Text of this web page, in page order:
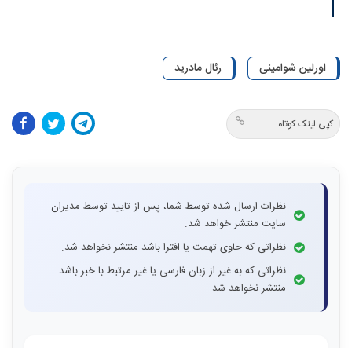
اورلین شوامینی رئال مادرید
کپی لینک کوتاه
نظرات ارسال شده توسط شما، پس از تایید توسط مدیران
سایت منتشر خواهد شد.
نظراتی که حاوی تهمت یا افترا باشد منتشر نخواهد شد.
نظراتی که به غیر از زبان فارسی یا غیر مرتبط با خبر باشد
منتشر نخواهد شد.